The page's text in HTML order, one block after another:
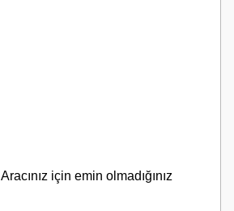
Aracınız için emin olmadığınız